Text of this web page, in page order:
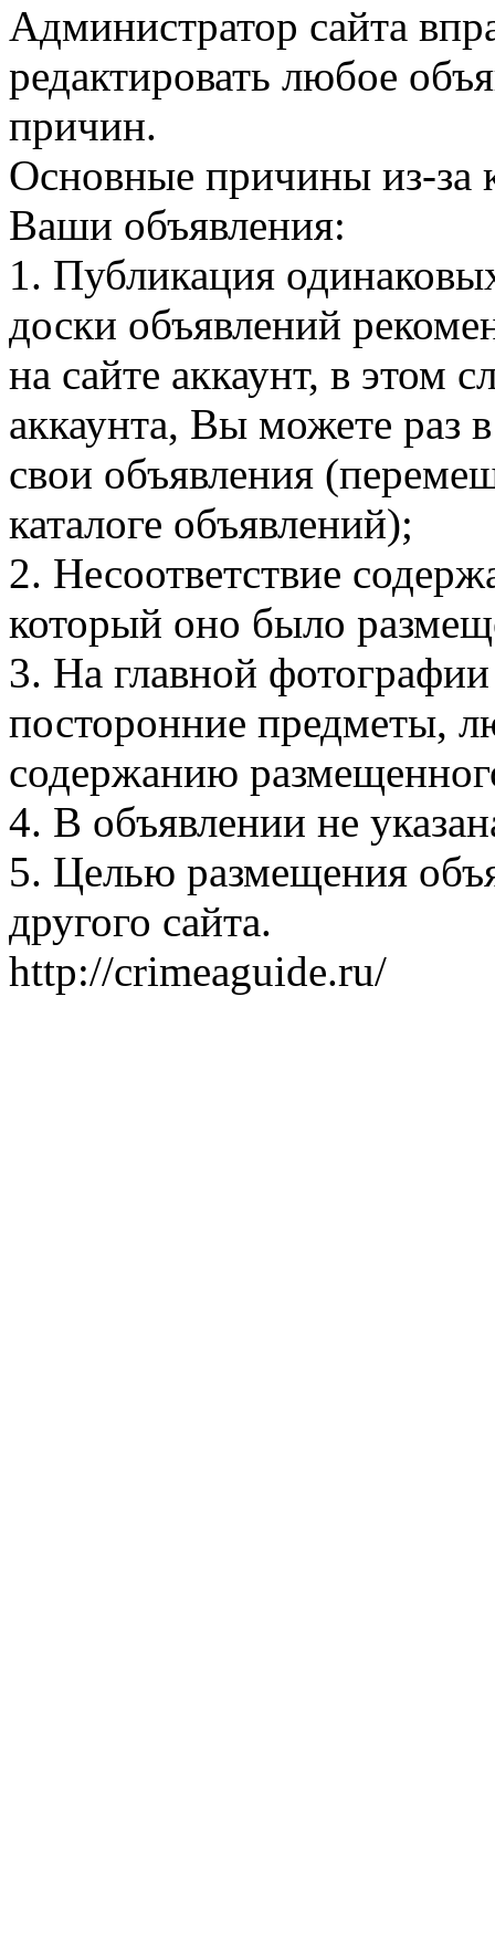
Администратор сайта
редактировать любое
причин.
Основные причины из-за
Ваши объявления:
1. Публикация
доски объявлений
на сайте аккаунт, в этом
аккаунта, Вы можете раз
свои объявления
каталоге объявлений);
2. Несоответствие
который оно было
3. На главной
посторонние предметы,
содержанию
4. В объявлении не
5. Целью размещения
другого сайта.
http://crimeaguide.ru/